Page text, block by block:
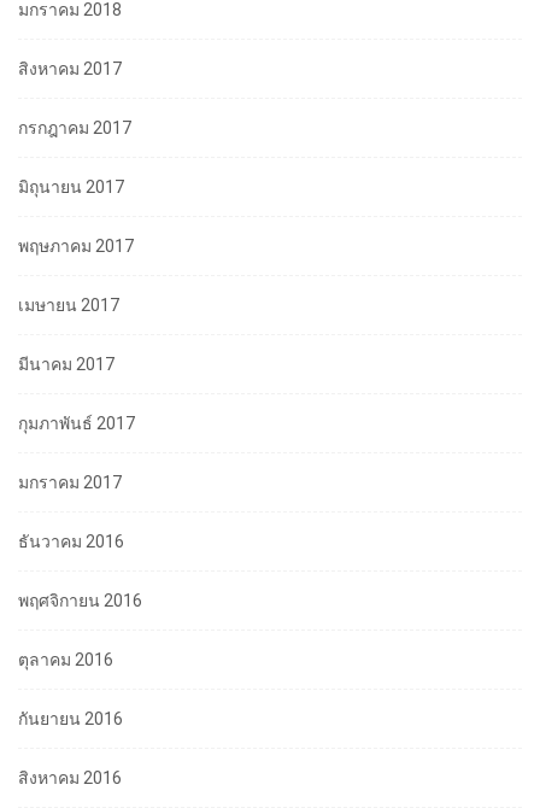
มกราคม 2018
สิงหาคม 2017
กรกฎาคม 2017
มิถุนายน 2017
พฤษภาคม 2017
เมษายน 2017
มีนาคม 2017
กุมภาพันธ์ 2017
มกราคม 2017
ธันวาคม 2016
พฤศจิกายน 2016
ตุลาคม 2016
กันยายน 2016
สิงหาคม 2016